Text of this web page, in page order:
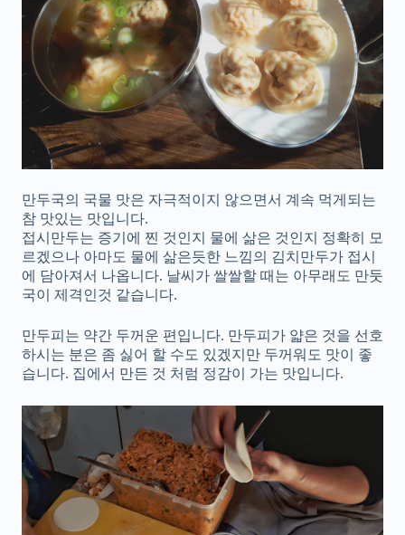
만두국의 국물 맛은 자극적이지 않으면서 계속 먹게되는
참 맛있는 맛입니다.
접시만두는 증기에 찐 것인지 물에 삶은 것인지 정확히 모
르겠으나 아마도 물에 삶은듯한 느낌의 김치만두가 접시
에 담아져서 나옵니다. 날씨가 쌀쌀할 때는 아무래도 만둣
국이 제격인것 같습니다.
만두피는 약간 두꺼운 편입니다. 만두피가 얇은 것을 선호
하시는 분은 좀 싫어 할 수도 있겠지만 두꺼워도 맛이 좋
습니다. 집에서 만든 것 처럼 정감이 가는 맛입니다.